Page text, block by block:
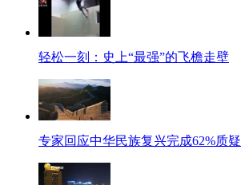
轻松一刻：史上“最强”的飞檐走壁
专家回应中华民族复兴完成62%质疑